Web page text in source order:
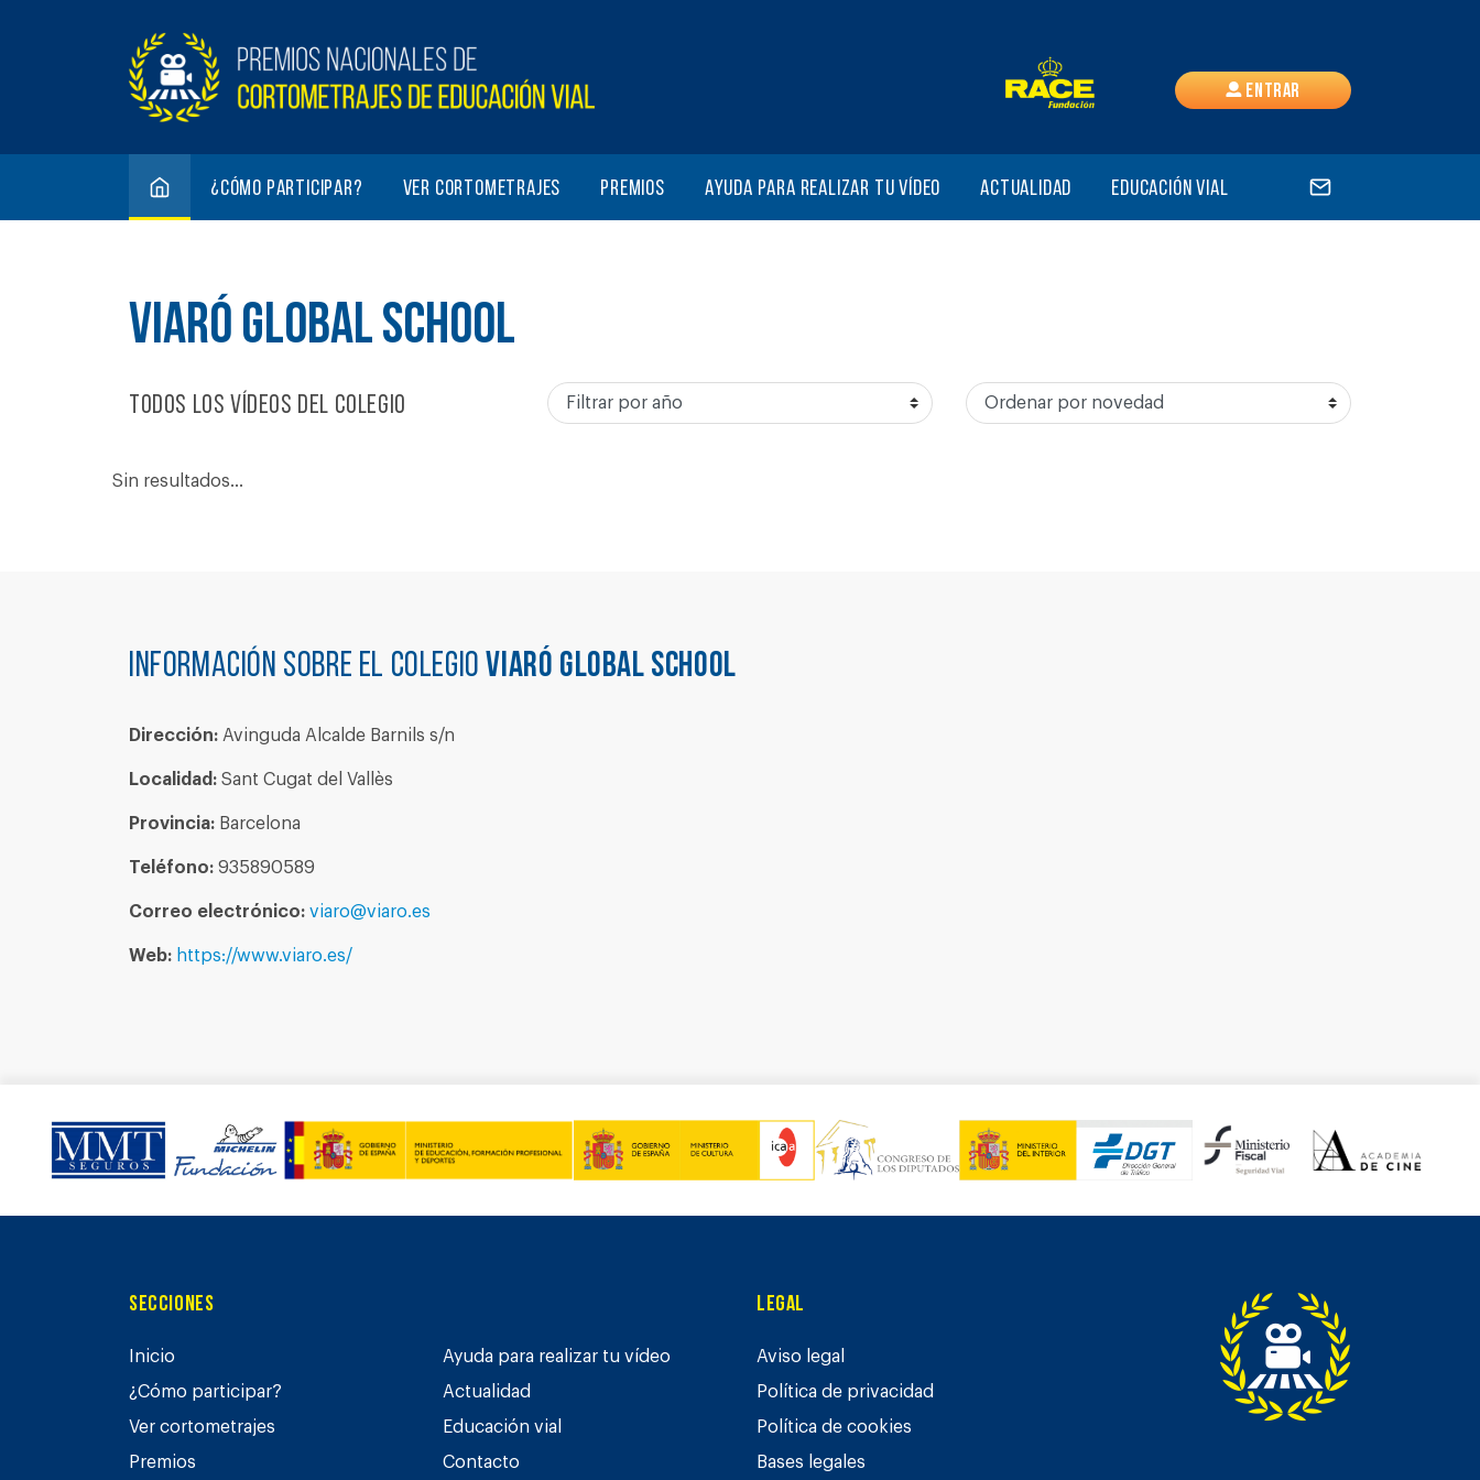
Entrar
¿Cómo participar? Ver cortometrajes Premios Ayuda para realizar tu vídeo Actualidad Educación vial
VIARÓ GLOBAL SCHOOL
Todos los vídeos del colegio
Sin resultados...
Información sobre el colegioVIARÓ GLOBAL SCHOOL
Dirección: Avinguda Alcalde Barnils s/n
Localidad: Sant Cugat del Vallès
Provincia: Barcelona
Teléfono: 935890589
Correo electrónico: viaro@viaro.es
Web: https://www.viaro.es/
Secciones
Inicio
¿Cómo participar?
Ver cortometrajes
Premios
Ayuda para realizar tu vídeo
Actualidad
Educación vial
Contacto
Legal
Aviso legal
Política de privacidad
Política de cookies
Bases legales